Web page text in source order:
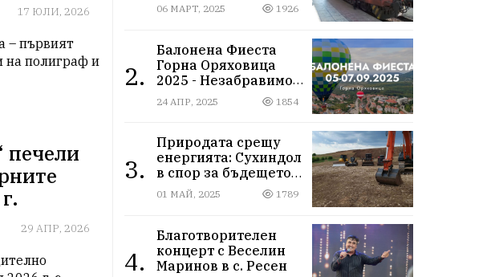
17 ЮЛИ, 2026
– първият
на полиграф и
печели
29 АПР, 2026
06 МАРТ, 2025 1926
2.
Балонена Фиеста
Горна Оряховица
2025 - Незабравимо
изживяване сред
небесните простори
24 АПР, 2025 1854
3.
Природата срещу
енергията: Сухиндол
в спор за бъдещето
на 9000 декара гори
01 МАЙ, 2025 1789
4.
Благотворителен
концерт с Веселин
Маринов в с. Ресен